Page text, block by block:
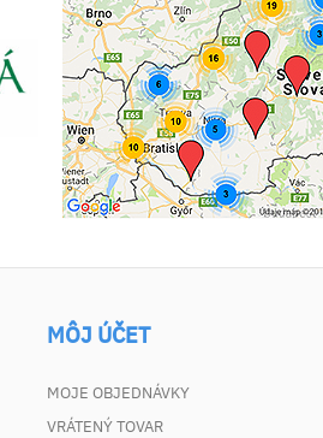
MÔJ ÚČET
MOJE OBJEDNÁVKY
VRÁTENÝ TOVAR